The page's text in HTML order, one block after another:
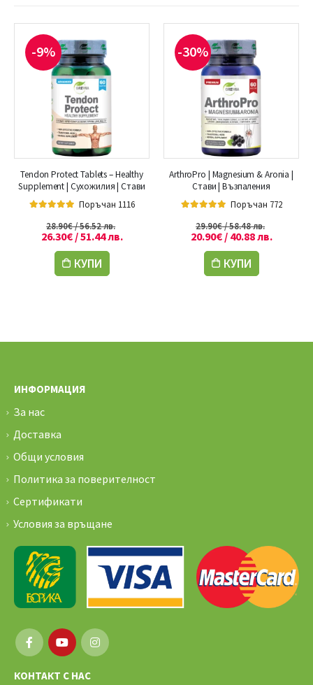
-9%
Tendon Protect Tablets – Healthy
Supplement | Сухожилия | Стави
Поръчан 1116
28.90€/ 56.52 лв.
26.30€/ 51.44 лв.
КУПИ
-30%
ArthroPro | Magnesium & Aronia |
Стави | Възпаления
Поръчан 772
29.90€/ 58.48 лв.
20.90€/ 40.88 лв.
КУПИ
ИНФОРМАЦИЯ
За нас
Доставка
Общи условия
Политика за поверителност
Сертификати
Условия за връщане
КОНТАКТ С НАС